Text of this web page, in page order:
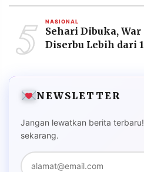
5 NASIONAL
Sehari Dibuka,
Diserbu Lebih dari
NEWSLETTER
Jangan lewatkan berita
sekarang.